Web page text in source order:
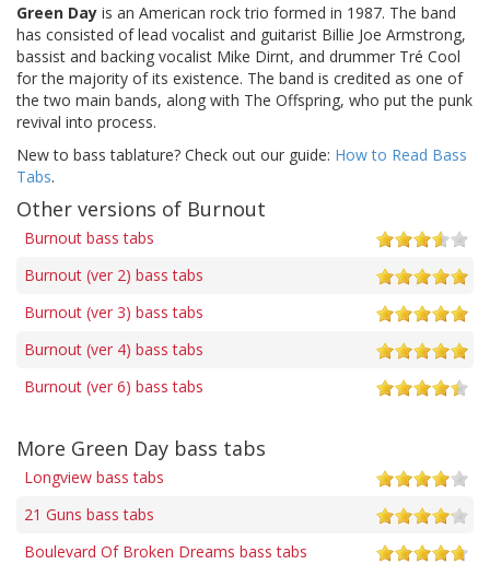
Green Day is an American rock trio formed in 1987. The band
has consisted of lead vocalist and guitarist Billie Joe Armstrong,
bassist and backing vocalist Mike Dirnt, and drummer Tré Cool
for the majority of its existence. The band is credited as one of
the two main bands, along with The Offspring, who put the punk
revival into process.
New to bass tablature? Check out our guide: How to Read Bass
Tabs.
Other versions of Burnout
Burnout bass tabs
Burnout (ver 2) bass tabs
Burnout (ver 3) bass tabs
Burnout (ver 4) bass tabs
Burnout (ver 6) bass tabs
More Green Day bass tabs
Longview bass tabs
21 Guns bass tabs
Boulevard Of Broken Dreams bass tabs